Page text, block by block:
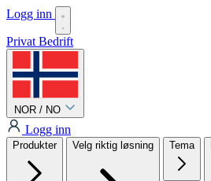
Logg inn
Privat Bedrift
NOR / NO
Logg inn
Produkter Velg riktig løsning Tema